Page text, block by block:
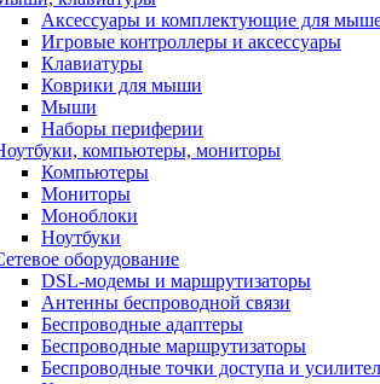
Аксессуары и комплектующие для
Игровые контроллеры и аксессуары
Клавиатуры
Коврики для мыши
Мыши
Наборы периферии
компьютеры, мониторы
Компьютеры
Мониторы
Моноблоки
Ноутбуки
оборудование
DSL-модемы и маршрутизаторы
Антенны беспроводной связи
Беспроводные адаптеры
Беспроводные маршрутизаторы
Беспроводные точки доступа и